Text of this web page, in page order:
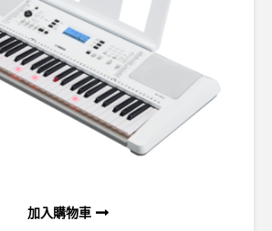
加入購物車